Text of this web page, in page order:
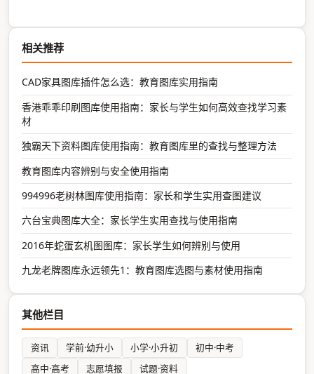
相关推荐
CAD家具图库插件怎么选：教育图库实用指南
香港乖乖印刷图库使用指南：家长与学生如何高效查找学习素
材
独霸天下资料图库使用指南：教育图库里的查找与整理方法
教育图库内容辨别与安全使用指南
994996老树林图库使用指南：家长和学生实用查图建议
六台宝典图库大全：家长学生实用查找与使用指南
2016年蛇蛋玄机图图库：家长学生如何辨别与使用
九龙老牌图库永远领先1：教育图库选图与素材使用指南
其他栏目
资讯 学前·幼升小 小学·小升初
初中·中考
高中·高考
志愿填报 试题·资料